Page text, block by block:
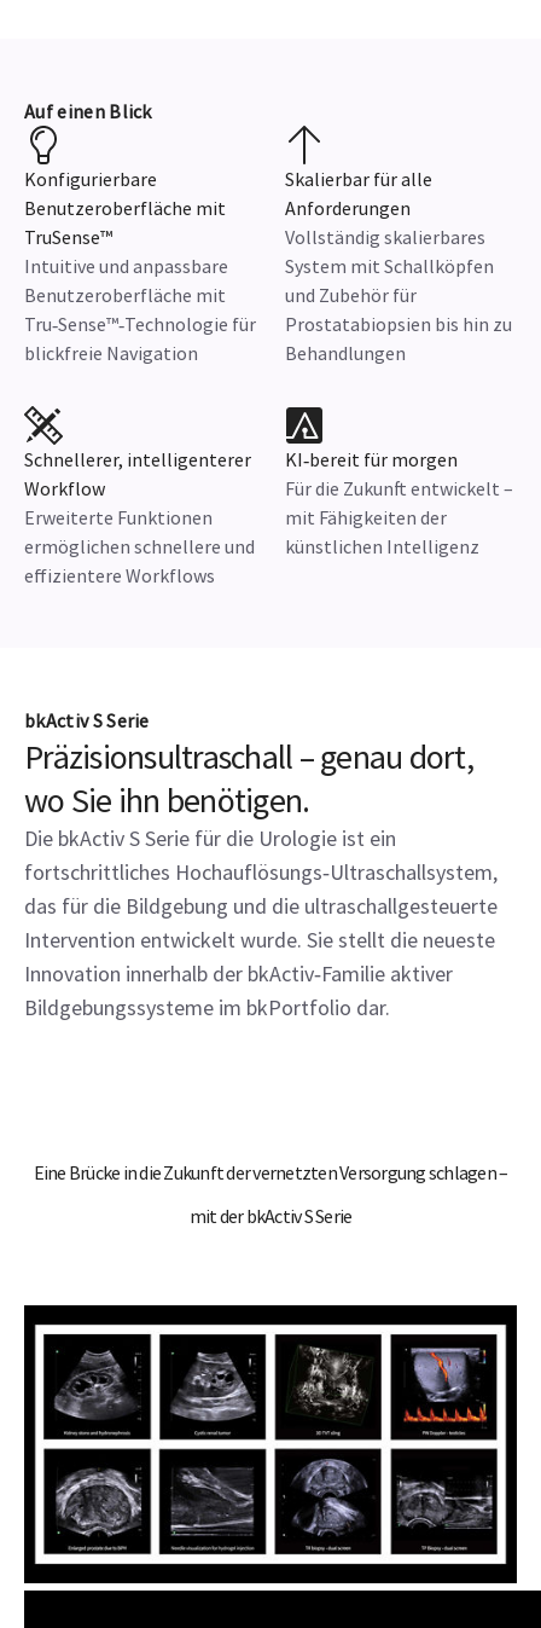
Auf einen Blick
Konfigurierbare
Benutzeroberfläche mit
TruSense™
Intuitive und anpassbare
Benutzeroberfläche mit
Tru‑Sense™‑Technologie für
blickfreie Navigation
Skalierbar für alle
Anforderungen
Vollständig skalierbares
System mit Schallköpfen
und Zubehör für
Prostatabiopsien bis hin zu
Behandlungen
Schnellerer, intelligenterer
Workflow
Erweiterte Funktionen
ermöglichen schnellere und
effizientere Workflows
KI‑bereit für morgen
Für die Zukunft entwickelt –
mit Fähigkeiten der
künstlichen Intelligenz
bkActiv S Serie
Präzisionsultraschall – genau dort,
wo Sie ihn benötigen.
Die bkActiv S Serie für die Urologie ist ein
fortschrittliches Hochauflösungs‑Ultraschallsystem,
das für die Bildgebung und die ultraschallgesteuerte
Intervention entwickelt wurde. Sie stellt die neueste
Innovation innerhalb der bkActiv‑Familie aktiver
Bildgebungssysteme im bkPortfolio dar.
Eine Brücke in die Zukunft der vernetzten Versorgung schlagen –
mit der bkActiv S Serie